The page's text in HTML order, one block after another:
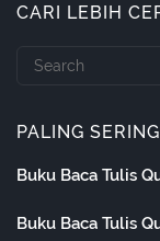
CARI LEBIH
PALING
Buku Baca Tulis
Buku Baca Tulis